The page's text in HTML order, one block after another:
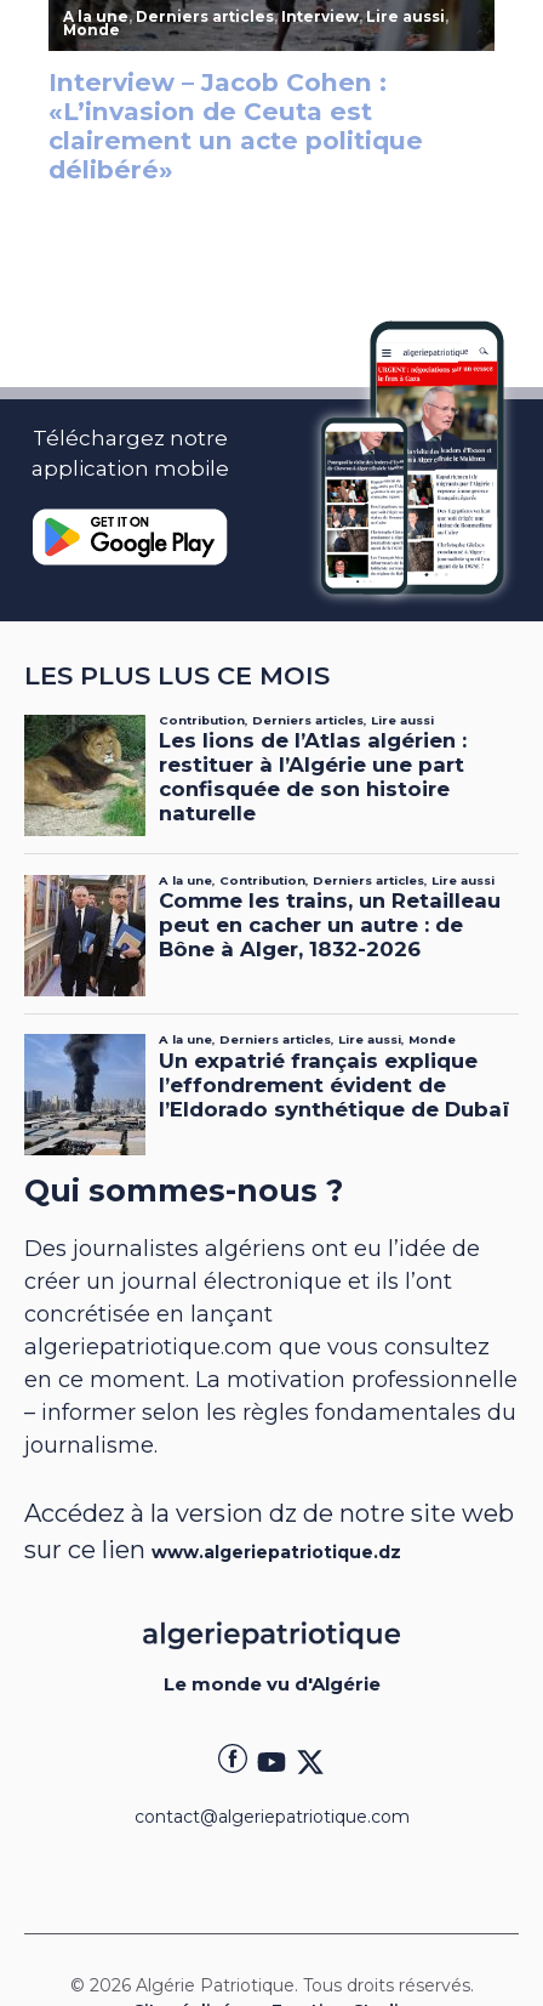
Téléchargez notre
application mobile
LES PLUS LUS CE MOIS
Qui sommes-nous ?
Des journalistes algériens ont eu l’idée de
créer un journal électronique et ils l’ont
concrétisée en lançant
algeriepatriotique.com que vous consultez
en ce moment. La motivation professionnelle
– informer selon les règles fondamentales du
journalisme.
Accédez à la version dz de notre site web
sur ce lien www.algeriepatriotique.dz
Le monde vu d'Algérie
contact@algeriepatriotique.com
© 2026 Algérie Patriotique. Tous droits réservés.